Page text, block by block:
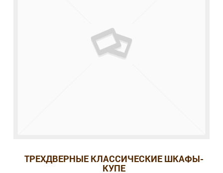
ТРЕХДВЕРНЫЕ КЛАССИЧЕСКИЕ ШКАФЫ-
КУПЕ